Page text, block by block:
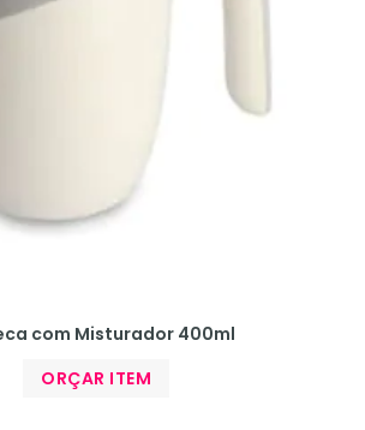
com Misturador 400ml
ORÇAR ITEM